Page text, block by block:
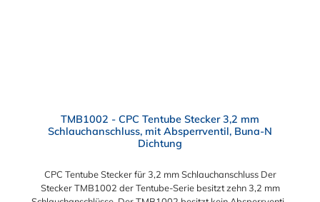
TMB1002 - CPC Tentube Stecker 3,2 mm
Schlauchanschluss, mit Absperrventil, Buna-N
Dichtung
CPC Tentube Stecker für 3,2 mm Schlauchanschluss Der
Stecker TMB1002 der Tentube-Serie besitzt zehn 3,2 mm